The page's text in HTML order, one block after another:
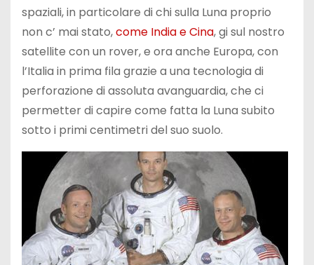
spaziali, in particolare di chi sulla Luna proprio
non c’ mai stato,come India e Cina, gi sul nostro
satellite con un rover, e ora anche Europa, con
l’Italia in prima fila grazie a una tecnologia di
perforazione di assoluta avanguardia, che ci
permetter di capire come fatta la Luna subito
sotto i primi centimetri del suo suolo.